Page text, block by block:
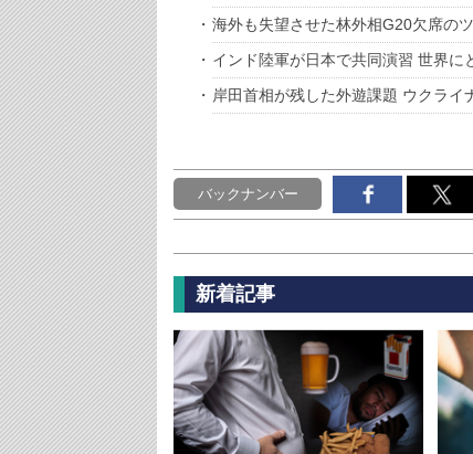
海外も失望させた林外相G20欠席の
インド陸軍が日本で共同演習 世界に
岸田首相が残した外遊課題 ウクライ
バックナンバー
新着記事